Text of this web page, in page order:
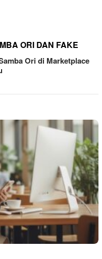
ORI DAN FAKE
Ori di Marketplace